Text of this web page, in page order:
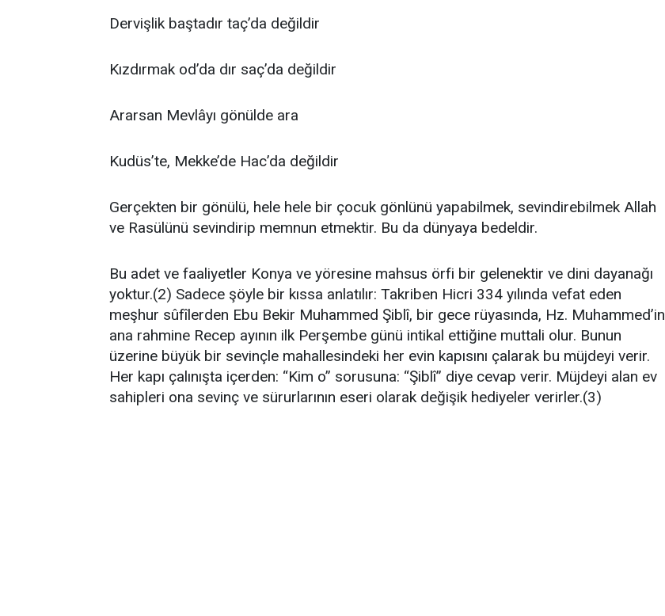
Dervişlik baştadır taç’da değildir
Kızdırmak od’da dır saç’da değildir
Ararsan Mevlâyı gönülde ara
Kudüs’te, Mekke’de Hac’da değildir
Gerçekten bir gönülü, hele hele bir çocuk gönlünü yapabilmek, sevindirebilmek Allah
ve Rasülünü sevindirip memnun etmektir. Bu da dünyaya bedeldir.
Bu adet ve faaliyetler Konya ve yöresine mahsus örfi bir gelenektir ve dini dayanağı
yoktur.(2) Sadece şöyle bir kıssa anlatılır: Takriben Hicri 334 yılında vefat eden
meşhur sûfîlerden Ebu Bekir Muhammed Şiblî, bir gece rüyasında, Hz. Muhammed’in
ana rahmine Recep ayının ilk Perşembe günü intikal ettiğine muttali olur. Bunun
üzerine büyük bir sevinçle mahallesindeki her evin kapısını çalarak bu müjdeyi verir.
Her kapı çalınışta içerden: “Kim o” sorusuna: “Şiblî” diye cevap verir. Müjdeyi alan ev
sahipleri ona sevinç ve sürurlarının eseri olarak değişik hediyeler verirler.(3)